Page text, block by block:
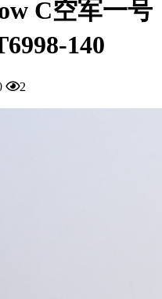
C空军一号
140
2